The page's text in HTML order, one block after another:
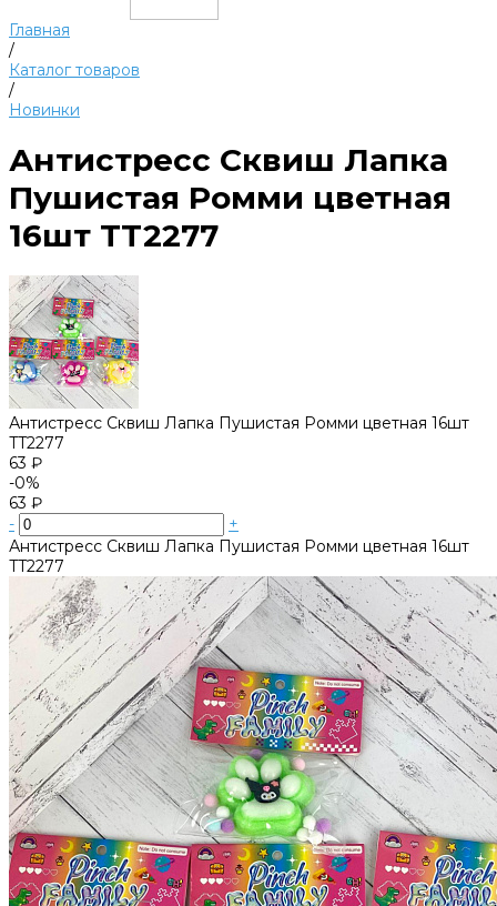
Главная
/
Каталог товаров
/
Новинки
Антистресс Сквиш Лапка
Пушистая Ромми цветная
16шт TT2277
Антистресс Сквиш Лапка Пушистая Ромми цветная 16шт
TT2277
63 ₽
-0%
63 ₽
-
+
Антистресс Сквиш Лапка Пушистая Ромми цветная 16шт
TT2277